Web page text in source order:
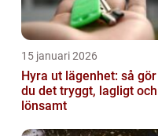
15 januari 2026
Hyra ut lägenhet: så gör
du det tryggt, lagligt och
lönsamt